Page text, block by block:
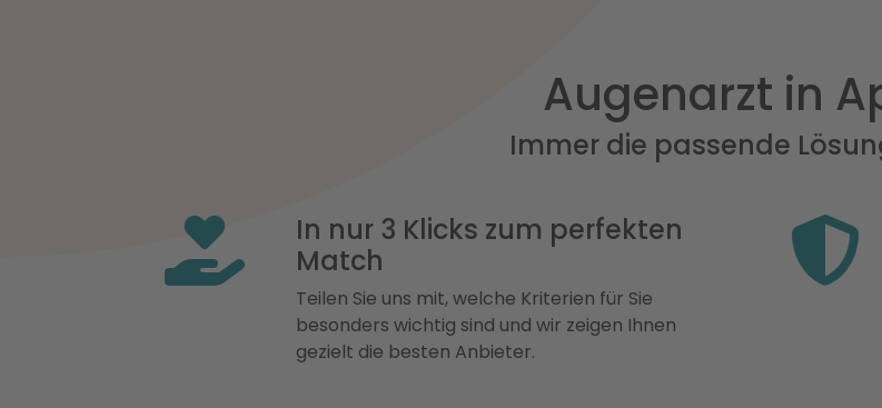
Augenarzt in
Immer die passende
In nur 3 Klicks zum perfekten
Match
Teilen Sie uns mit, welche Kriterien für Sie
besonders wichtig sind und wir zeigen Ihnen
gezielt die besten Anbieter.